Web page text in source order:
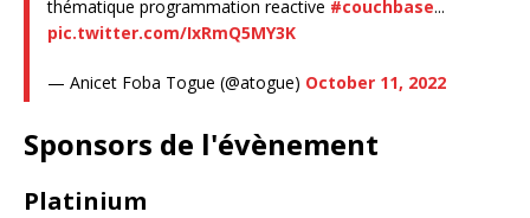
thématique programmation reactive #couchbase...
pic.twitter.com/IxRmQ5MY3K
— Anicet Foba Togue (@atogue) October 11, 2022
Sponsors de l'évènement
Platinium